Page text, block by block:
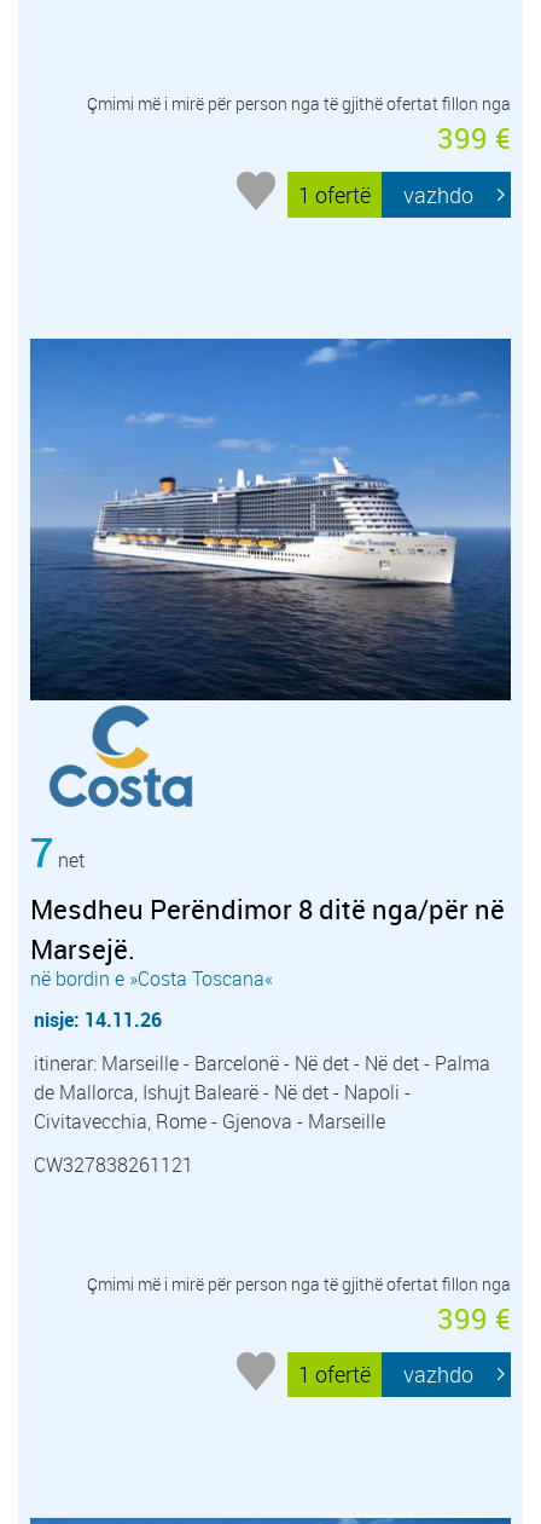
Çmimi më i mirë për person nga të gjithë ofertat fillon nga
399 €
1 ofertë vazhdo
7 net
Mesdheu Perëndimor 8 ditë nga/për në
Marsejë.
në bordin e »Costa Toscana«
nisje: 14.11.26
itinerar: Marseille - Barcelonë - Në det - Në det - Palma
de Mallorca, Ishujt Balearë - Në det - Napoli -
Civitavecchia, Rome - Gjenova - Marseille
CW327838261121
Çmimi më i mirë për person nga të gjithë ofertat fillon nga
399 €
1 ofertë vazhdo